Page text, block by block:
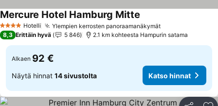
4 Tähtiluokitus
Hotelli Ylempien kerrosten panoraamanäkymätKatso hinnat
Mercure Hotel Hamburg Mitte
8,3 Erittäin hyvä 5 846 2.1 km kohteesta Hampurin satama
Alkaen 92 €
Näytä hinnat 14 sivustolta Katso hinnat